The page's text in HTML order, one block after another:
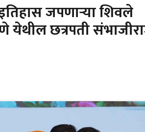
जपणार्‍या शिवले
येथील छत्रपती